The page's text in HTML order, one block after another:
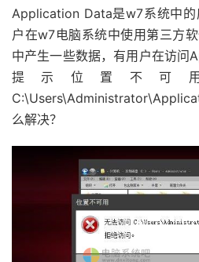
Application Data是w7系统中的
户在w7电脑系统中使用第三方
中产生一些数据，有用户在访
提示位置不可
么解决？